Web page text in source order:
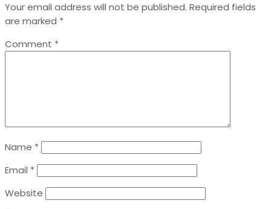
Your email address will not be published. Required fields
are marked *
Comment *
Name *
Email *
Website